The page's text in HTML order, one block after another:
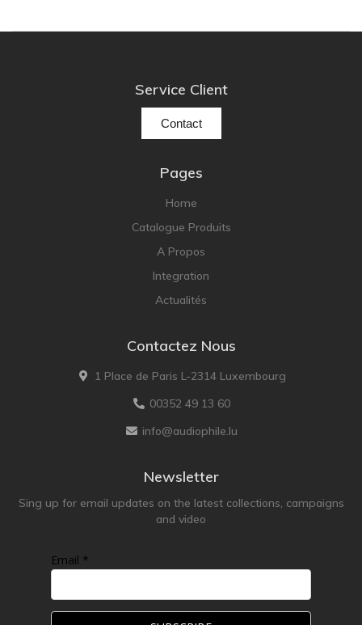
Service Client
Contact
Pages
Home
Catalogue Produits
A Propos
Integration
Actualités
Contactez Nous
1 Place de Paris L-2314 Luxembourg
00352 49 13 60
info@audiophile.lu
Newsletter
Sing up for email updates on the latest collections, campaigns
and video
Email *